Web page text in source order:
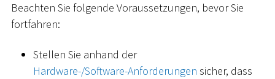
Beachten Sie folgende Voraussetzungen, bevor Sie
fortfahren:
Stellen Sie anhand der
Hardware-/Software-Anforderungen sicher, dass